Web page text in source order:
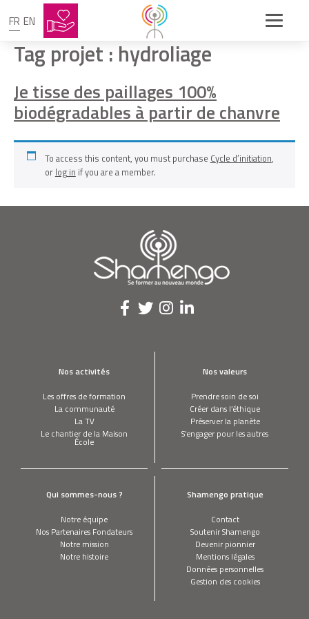
FR EN
Tag projet : hydroliage
Je tisse des paillages 100%
biodégradables à partir de chanvre
To access this content, you must purchase Cycle d’initiation,
or log in if you are a member.
Nos activités
Les offres de formation
La communauté
La TV
Le chantier de la Maison
École
Nos valeurs
Prendre soin de soi
Créer dans l’éthique
Préserver la planète
S’engager pour les autres
Qui sommes-nous ?
Notre équipe
Nos Partenaires Fondateurs
Notre mission
Notre histoire
Shamengo pratique
Contact
Soutenir Shamengo
Devenir pionnier
Mentions légales
Données personnelles
Gestion des cookies